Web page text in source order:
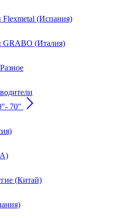
(Испания)
(Италия)
70"
(Китай)